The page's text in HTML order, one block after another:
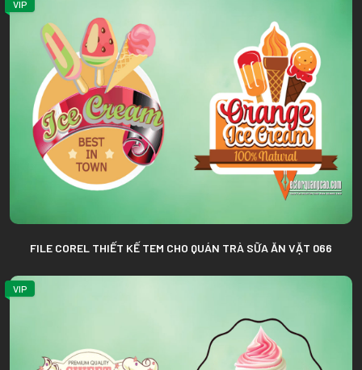
VIP
FILE COREL THIẾT KẾ TEM CHO QUÁN TRÀ SỮA ĂN VẶT 066
VIP